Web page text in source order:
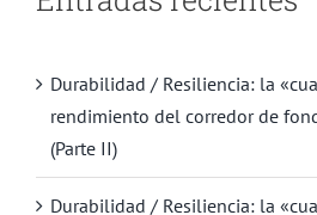
Durabilidad / Resiliencia: la
rendimiento del corredor de
(Parte II)
Durabilidad / Resiliencia: la